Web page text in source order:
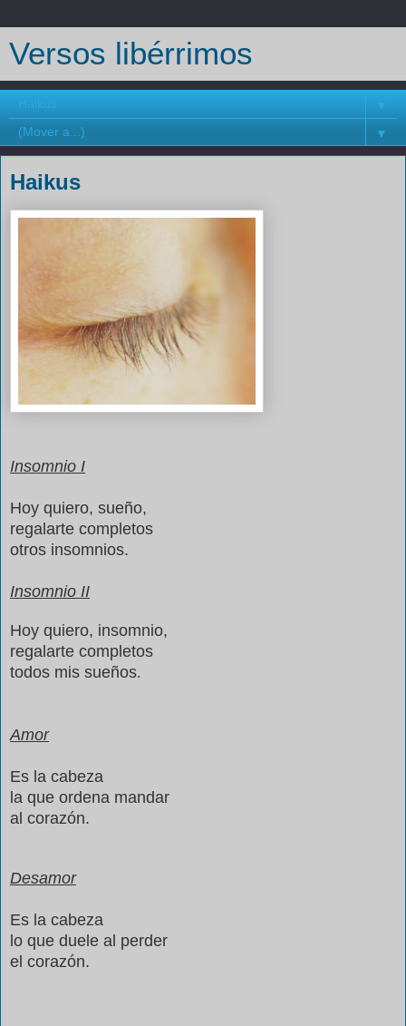
Versos libérrimos
▼
▼
Haikus
Insomnio I
Hoy quiero, sueño,
regalarte completos
otros insomnios.
Insomnio II
Hoy quiero, insomnio,
regalarte completos
todos mis sueños.
Amor
Es la cabeza
la que ordena mandar
al corazón.
Desamor
Es la cabeza
lo que duele al perder
el corazón.